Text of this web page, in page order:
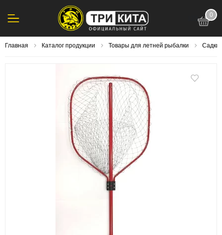
0
Главная Каталог продукции Товары для летней рыбалки